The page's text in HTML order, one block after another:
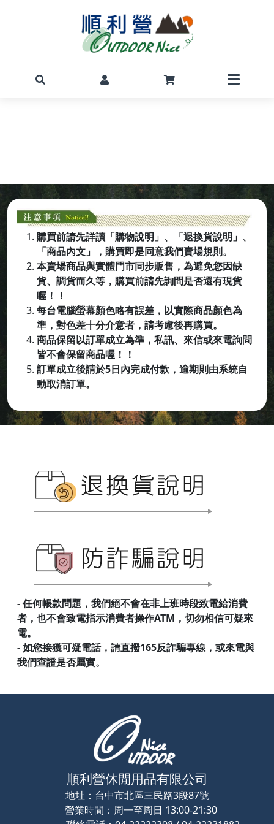
購買前請先詳讀「購物說明」、「退換貨說明」、
「商品內文」，購買即是同意我們賣場規則。
本賣場商品與實體門市同步販售，為避免您因缺
貨、調貨而久等，購買前請先詢問是否還有現貨
喔！！
每台電腦螢幕顏色略有誤差，以實際商品顏色為
準，對色差十分介意者，請考慮後再購買。
商品保留以訂單成立為準，私訊、來信或來電詢問
皆不會保留商品喔 ！！
訂單成立後請於5日內完成付款，逾期則由系統自
動取消訂單。
- 任何帳款問題，我們絕不會在非上班時段致電給消費
者，也不會致電指示消費者操作ATM，切勿相信可疑來
電。
- 如您接獲可疑電話，請直撥165反詐騙專線，或來電與
我們查證是否屬實。
順利營休閒用品有限公司
地址： 台中市北區三民路3段87號
營業時間： 周一至周日 13:00-21:30